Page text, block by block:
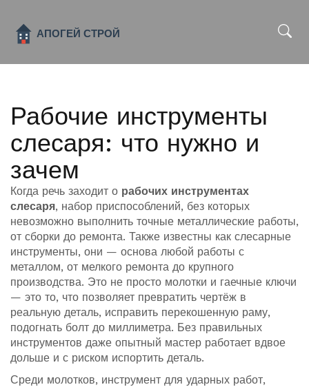
Рабочие инструменты
слесаря: что нужно и
зачем
Когда речь заходит о рабочих инструментах
слесаря, набор приспособлений, без которых
невозможно выполнить точные металлические работы,
от сборки до ремонта. Также известны как слесарные
инструменты, они — основа любой работы с
металлом, от мелкого ремонта до крупного
производства. Это не просто молотки и гаечные ключи
— это то, что позволяет превратить чертёж в
реальную деталь, исправить перекошенную раму,
подогнать болт до миллиметра. Без правильных
инструментов даже опытный мастер работает вдвое
дольше и с риском испортить деталь.
Среди молотков, инструмент для ударных работ,